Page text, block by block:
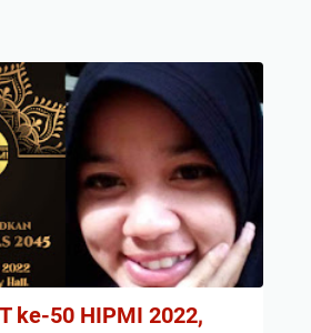
ke-50 HIPMI 2022,